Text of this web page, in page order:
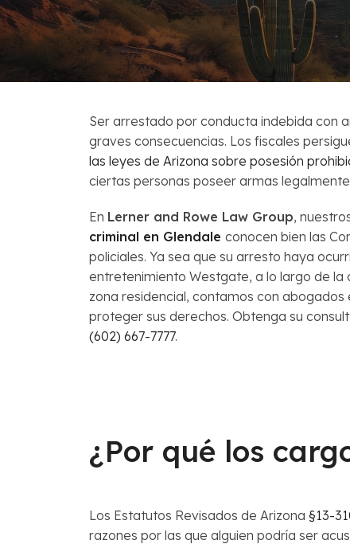
Preguntas
Ser arrestado por conducta indebida con
graves consecuencias. Los fiscales
las leyes de Arizona sobre posesión
ciertas personas poseer armas
En Lerner and Rowe Law Group,
criminal en Glendale conocen bien las
policiales. Ya sea que su arresto haya
entretenimiento Westgate, a lo largo de la
zona residencial, contamos con
proteger sus derechos. Obtenga su
(602) 667-7777.
¿Por qué los
Los Estatutos Revisados ​​de Arizona §13-
razones por las que alguien podría ser